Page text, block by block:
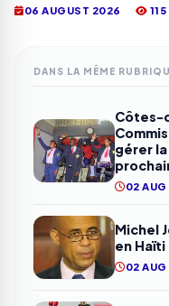
06 AUGUST 2026
DANS LA MÊME
Côtes-
gérer la
02
Michel
en Haïti
02